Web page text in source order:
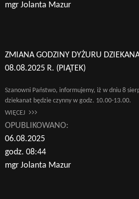
mgr Jolanta Mazur
ZMIANA GODZINY DYŻURU
08.08.2025 R. (PIĄTEK)
Szanowni Państwo, informujemy, iż w dniu 8
dziekanat będzie czynny w godz. 10.00-13.00.
WIĘCEJ
OPUBLIKOWANO:
06.08.2025
godz. 08:44
mgr Jolanta Mazur